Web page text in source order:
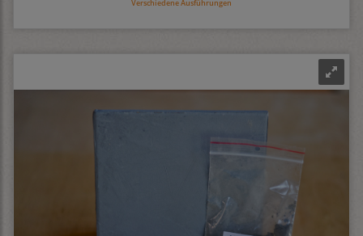
Verschiedene Ausführungen